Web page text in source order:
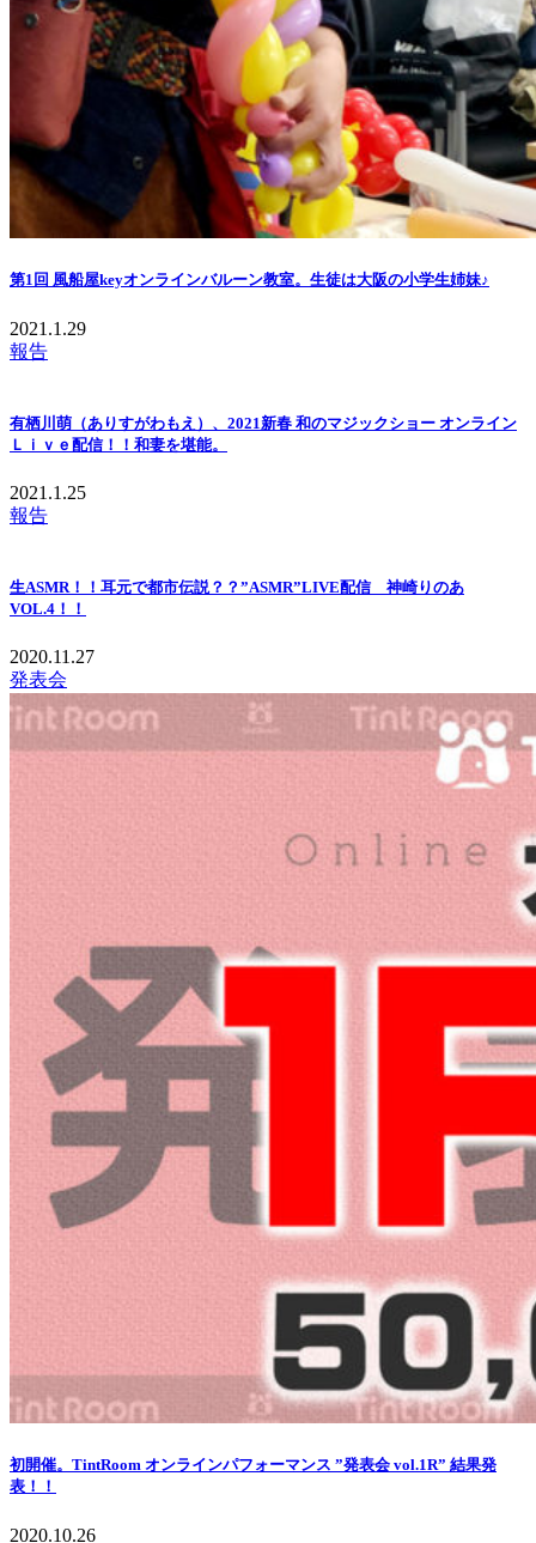
第1回 風船屋keyオンラインバルーン教室。生徒は大阪の小学生姉妹♪
2021.1.29
報告
有栖川萌（ありすがわもえ）、2021新春 和のマジックショー オンライン
Ｌｉｖｅ配信！！和妻を堪能。
2021.1.25
報告
生ASMR！！耳元で都市伝説？？”ASMR”LIVE配信 神崎りのあ
VOL.4！！
2020.11.27
発表会
初開催。TintRoom オンラインパフォーマンス ”発表会 vol.1R” 結果発
表！！
2020.10.26